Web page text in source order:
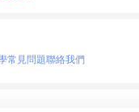
常見問題聯絡我們